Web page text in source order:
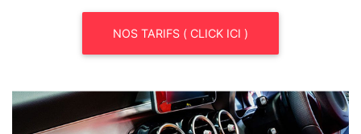
NOS TARIFS ( CLICK ICI )